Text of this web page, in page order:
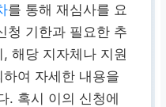
를 통해 재심사를 요
청 기한과 필요한 추
해당 지자체나 지원
여 자세한 내용을
. 혹시 이의 신청에